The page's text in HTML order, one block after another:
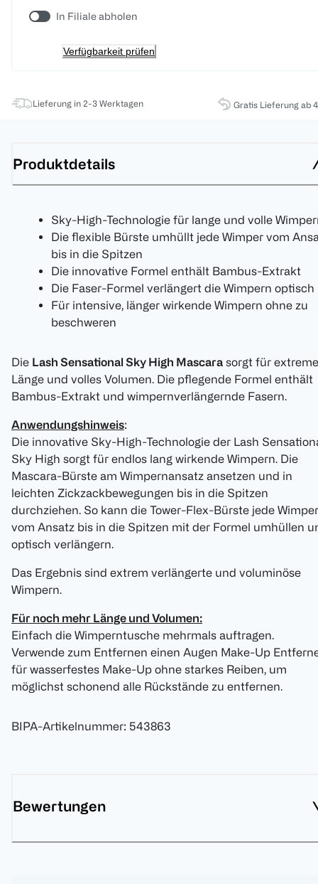
In Filiale abholen
Verfügbarkeit prüfen
Lieferung in 2-3 Werktagen Gratis Lieferung ab
Produktdetails
Sky-High-Technologie für lange und volle
Die flexible Bürste umhüllt jede Wimper vom
bis in die Spitzen
Die innovative Formel enthält Bambus-Extrakt
Die Faser-Formel verlängert die Wimpern optisch
Für intensive, länger wirkende Wimpern ohne zu
beschweren
Die Lash Sensational Sky High Mascara sorgt für extreme
Länge und volles Volumen. Die pflegende Formel enthält
Bambus-Extrakt und wimpernverlängernde Fasern.
Anwendungshinweis:
Die innovative Sky-High-Technologie der Lash
Sky High sorgt für endlos lang wirkende Wimpern. Die
Mascara-Bürste am Wimpernansatz ansetzen und in
leichten Zickzackbewegungen bis in die Spitzen
durchziehen. So kann die Tower-Flex-Bürste jede Wimper
vom Ansatz bis in die Spitzen mit der Formel umhüllen
optisch verlängern.
Das Ergebnis sind extrem verlängerte und voluminöse
Wimpern.
Für noch mehr Länge und Volumen:
Einfach die Wimperntusche mehrmals auftragen.
Verwende zum Entfernen einen Augen Make-Up
für wasserfestes Make-Up ohne starkes Reiben, um
möglichst schonend alle Rückstände zu entfernen.
BIPA-Artikelnummer: 543863
Bewertungen